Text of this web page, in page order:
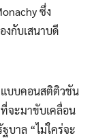
ซึ่ง
งกับเสนาบดี
แบบคอนสติติวชัน
จะมาขับเคลื่อน
าล “ไม่ใคร่จะ